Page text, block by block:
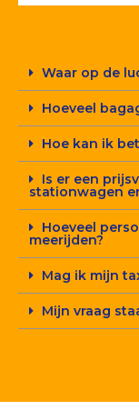
Waar op de
Hoeveel
Hoe kan ik
Is er een
stationwagen
Hoeveel
meerijden?
Mag ik mijn
Mijn vraag